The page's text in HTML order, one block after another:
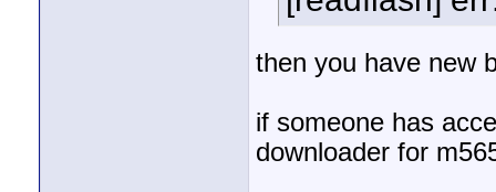
then you have new
if someone has
downloader for